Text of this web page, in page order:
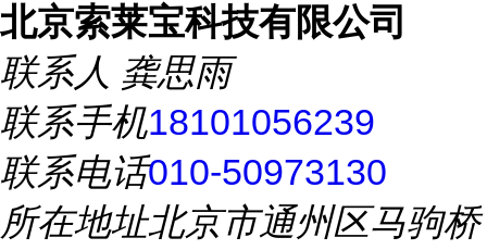
北京索莱宝科技有限公司
联系人 龚思雨
联系手机18101056239
联系电话010-50973130
所在地址北京市通州区马驹桥